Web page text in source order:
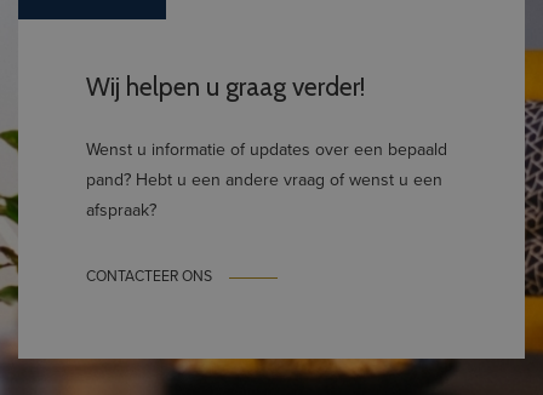
Wij helpen u graag verder!
Wenst u informatie of updates over een bepaald
pand? Hebt u een andere vraag of wenst u een
afspraak?
CONTACTEER ONS